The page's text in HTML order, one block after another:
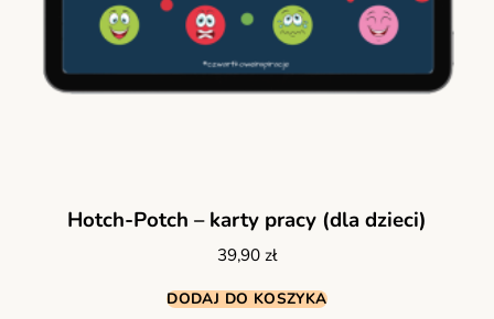
Hotch-Potch – karty pracy (dla dzieci)
39,90 zł
DODAJ DO KOSZYKA